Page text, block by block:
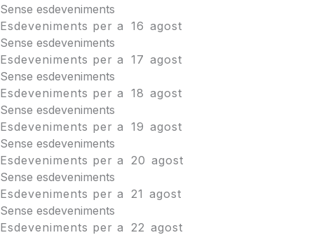
Sense esdeveniments
Esdeveniments per a 16 agost
Sense esdeveniments
Esdeveniments per a 17 agost
Sense esdeveniments
Esdeveniments per a 18 agost
Sense esdeveniments
Esdeveniments per a 19 agost
Sense esdeveniments
Esdeveniments per a
20 agost
Sense esdeveniments
Esdeveniments per a
21 agost
Sense esdeveniments
Esdeveniments per a
22 agost